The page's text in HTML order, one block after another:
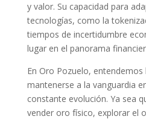
y valor. Su capacidad para
tecnologías, como la
tiempos de incertidumbre
lugar en el panorama
En Oro Pozuelo,
mantenerse a la vanguardia
constante evolución. Ya sea
vender oro físico, explorar el